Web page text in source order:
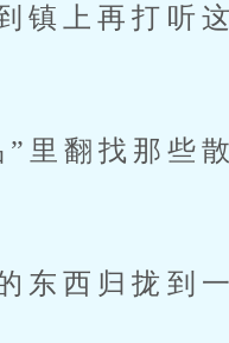
镇上再打听
里翻找那些
东西归拢到